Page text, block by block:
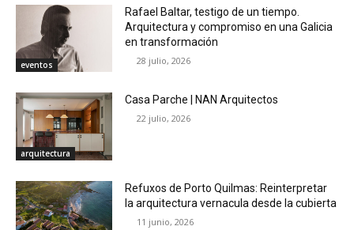
eventos
Rafael Baltar, testigo de un tiempo.
Arquitectura y compromiso en una Galicia
en transformación
28 julio, 2026
arquitectura
Casa Parche | NAN Arquitectos
22 julio, 2026
Refuxos de Porto Quilmas: Reinterpretar
la arquitectura vernacula desde la cubierta
11 junio, 2026